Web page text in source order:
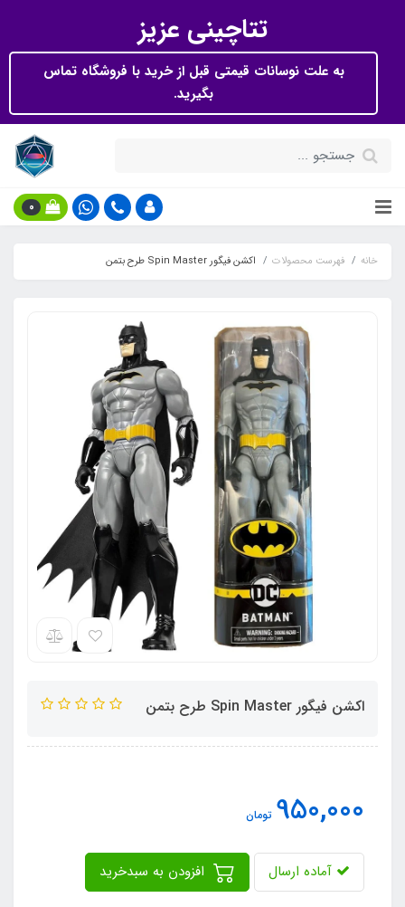
تتاچینی عزیز
به علت نوسانات قیمتی قبل از خرید با فروشگاه تماس
بگیرید.
0
خانه فهرست محصولات اکشن فیگور Spin Master طرح بتمن
اکشن فیگور Spin Master طرح بتمن
950,000 تومان
آماده ارسال